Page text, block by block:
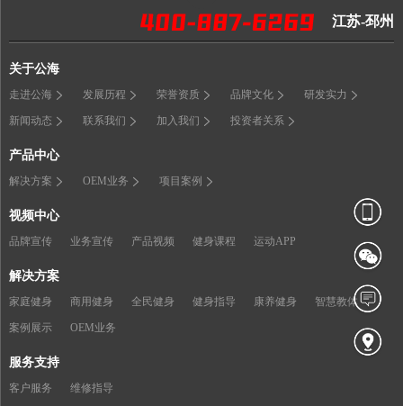
江苏-邳州
关于公海
走进公海 发展历程 荣誉资质 品牌文化 研发实力
新闻动态 联系我们 加入我们 投资者关系
产品中心
解决方案 OEM业务 项目案例
视频中心
品牌宣传 业务宣传 产品视频 健身课程 运动APP
解决方案
家庭健身 商用健身 全民健身 健身指导 康养健身 智慧教体
案例展示 OEM业务
服务支持
客户服务 维修指导